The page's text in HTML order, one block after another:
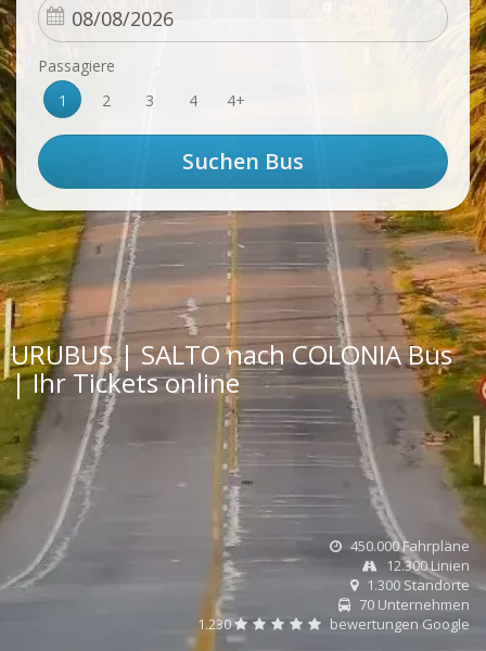
Passagiere
1
2 3 4 4+
URUBUS | SALTO nach COLONIA Bus
| Ihr Tickets online
450.000 Fahrpläne
12.300 Linien
1.300 Standorte
70 Unternehmen
1.230
bewertungen Google